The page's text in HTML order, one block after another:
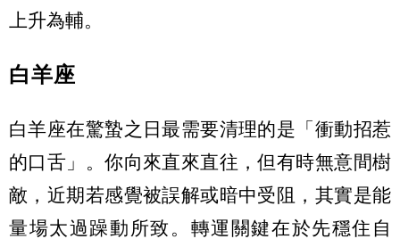
上升為輔。
白羊座
白羊座在驚蟄之日最需要清理的是「衝動招惹
的口舌」。你向來直來直往，但有時無意間樹
敵，近期若感覺被誤解或暗中受阻，其實是能
量場太過躁動所致。轉運關鍵在於先穩住自